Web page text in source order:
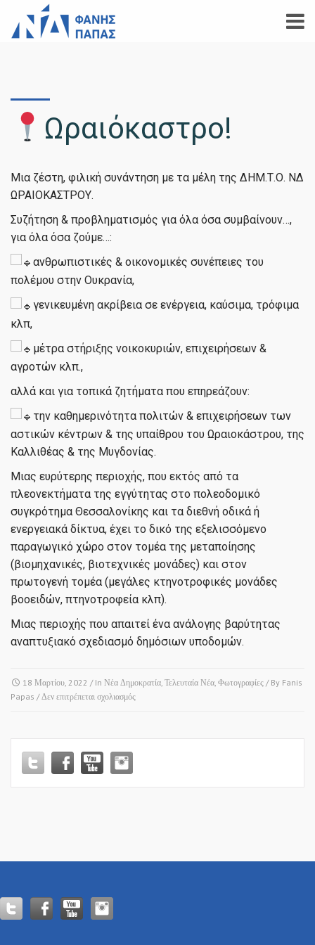
Ωραιόκαστρο!
Μια ζέστη, φιλική συνάντηση με τα μέλη της ΔΗΜ.Τ.Ο. ΝΔ
ΩΡΑΙΟΚΑΣΤΡΟΥ.
Συζήτηση & προβληματισμός για όλα όσα συμβαίνουν…,
για όλα όσα ζούμε…:
ανθρωπιστικές & οικονομικές συνέπειες του
πολέμου στην Ουκρανία,
γενικευμένη ακρίβεια σε ενέργεια, καύσιμα, τρόφιμα
κλπ,
μέτρα στήριξης νοικοκυριών, επιχειρήσεων &
αγροτών κλπ.,
αλλά και για τοπικά ζητήματα που επηρεάζουν:
την καθημερινότητα πολιτών & επιχειρήσεων των
αστικών κέντρων & της υπαίθρου του Ωραιοκάστρου, της
Καλλιθέας & της Μυγδονίας.
Μιας ευρύτερης περιοχής, που εκτός από τα
πλεονεκτήματα της εγγύτητας στο πολεοδομικό
συγκρότημα Θεσσαλονίκης και τα διεθνή οδικά ή
ενεργειακά δίκτυα, έχει το δικό της εξελισσόμενο
παραγωγικό χώρο στον τομέα της μεταποίησης
(βιομηχανικές, βιοτεχνικές μονάδες) και στον
πρωτογενή τομέα (μεγάλες κτηνοτροφικές μονάδες
βοοειδών, πτηνοτροφεία κλπ).
Μιας περιοχής που απαιτεί ένα ανάλογης βαρύτητας
αναπτυξιακό σχεδιασμό δημόσιων υποδομών.
18 Μαρτίου, 2022 / In Νέα Δημοκρατία, Τελευταία Νέα, Φωτογραφίες / By Fanis
Papas /Δεν επιτρέπεται σχολιασμόςστο